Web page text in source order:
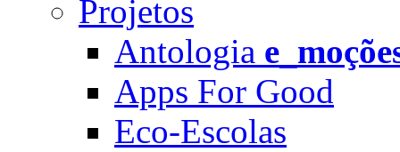
Projetos
Antologia
Apps For Good
Eco-Escolas